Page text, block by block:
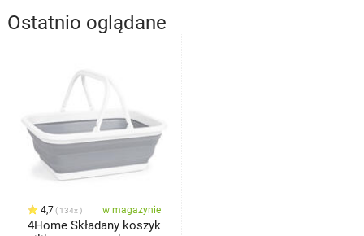
Ostatnio oglądane
4,7 134x w magazynie
4Home Składany koszyk